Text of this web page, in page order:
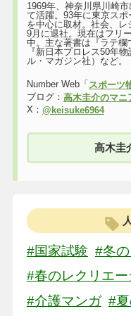
1969年、神奈川県川崎
て活躍。93年に東京ス
を中心に取材。社会、
9月に退社。現在はフリ
中。主な著書は『ラテ欄
『新日本プロレス50年
ル・マガジン社）など。
Number Web「 スポーツ
ブログ： 高木圭介のマニ
X： @keisuke6964
高木圭
#国家試験 #冬
#春のレクリエー
#介護マンガ #